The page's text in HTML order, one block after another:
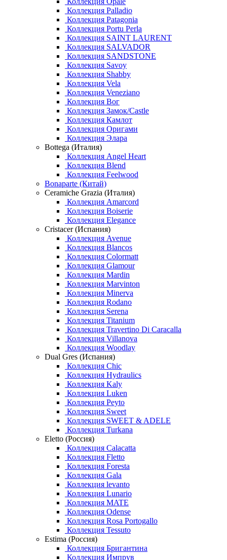
Коллекция Palladio
Коллекция Patagonia
Коллекция Portu Perla
Коллекция SAINT LAURENT
Коллекция SALVADOR
Коллекция SANDSTONE
Коллекция Savoy
Коллекция Shabby
Коллекция Vela
Коллекция Veneziano
Коллекция Вог
Коллекция Замок/Castle
Коллекция Камлот
Коллекция Оригами
Коллекция Элара
Bottega (Италия)
Коллекция Angel Heart
Коллекция Blend
Коллекция Feelwood
Bonaparte (Китай)
Ceramiche Grazia (Италия)
Коллекция Amarcord
Коллекция Boiserie
Коллекция Elegance
Cristacer (Испания)
Коллекция Avenue
Коллекция Blancos
Коллекция Colormatt
Коллекция Glamour
Коллекция Mardin
Коллекция Marvinton
Коллекция Minerva
Коллекция Rodano
Коллекция Serena
Коллекция Titanium
Коллекция Travertino Di Caracalla
Коллекция Villanova
Коллекция Woodlay
Dual Gres (Испания)
Коллекция Chic
Коллекция Hydraulics
Коллекция Kaly
Коллекция Luken
Коллекция Peyto
Коллекция Sweet
Коллекция SWEET & ADELE
Коллекция Turkana
Eletto (Россия)
Коллекция Calacatta
Коллекция Fletto
Коллекция Foresta
Коллекция Gala
Коллекция levanto
Коллекция Lunario
Коллекция MATE
Коллекция Odense
Коллекция Rosa Portogallo
Коллекция Tessuto
Estima (Россия)
Коллекция Бригантина
Коллекция Импрув